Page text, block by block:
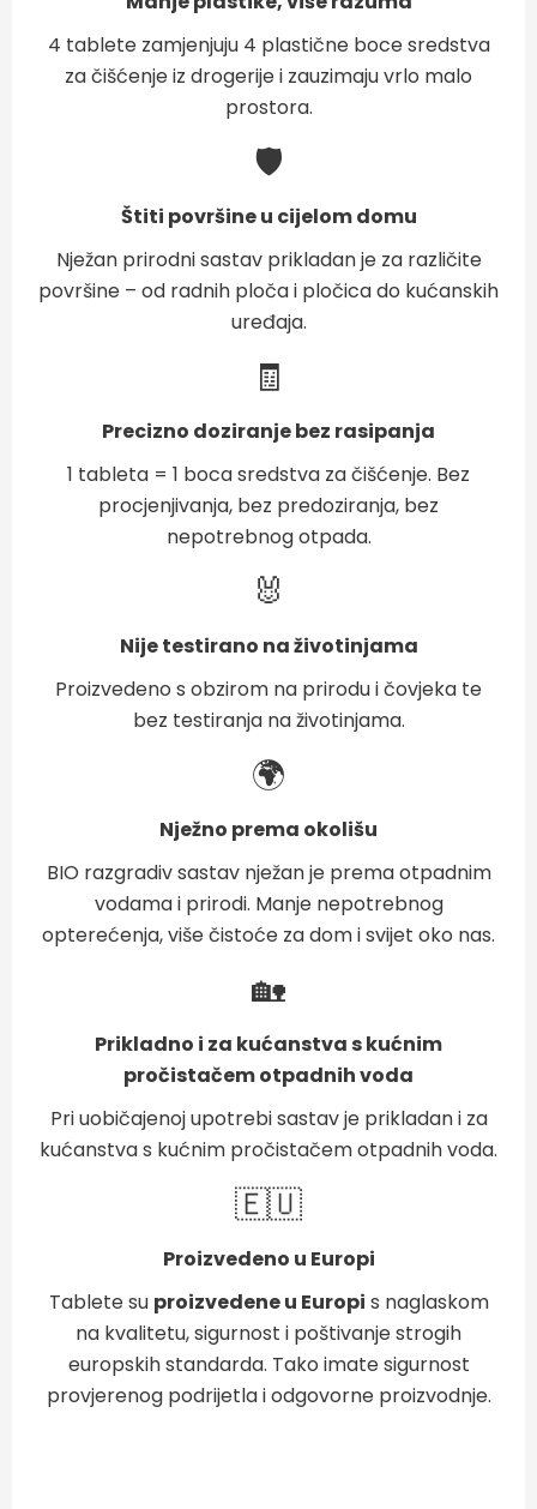
4 tablete zamjenjuju 4 plastične boce sredstva
za čišćenje iz drogerije i zauzimaju vrlo malo
prostora.
🛡️
Štiti površine u cijelom domu
Nježan prirodni sastav prikladan je za različite
površine – od radnih ploča i pločica do kućanskih
uređaja.
🧾
Precizno doziranje bez rasipanja
1 tableta = 1 boca sredstva za čišćenje. Bez
procjenjivanja, bez predoziranja, bez
nepotrebnog otpada.
🐰
Nije testirano na životinjama
Proizvedeno s obzirom na prirodu i čovjeka te
bez testiranja na životinjama.
🌍
Nježno prema okolišu
BIO razgradiv sastav nježan je prema otpadnim
vodama i prirodi. Manje nepotrebnog
opterećenja, više čistoće za dom i svijet oko nas.
🏡
Prikladno i za kućanstva s kućnim
pročistačem otpadnih voda
Pri uobičajenoj upotrebi sastav je prikladan i za
kućanstva s kućnim pročistačem otpadnih voda.
🇪🇺
Proizvedeno u Europi
Tablete su proizvedene u Europi s naglaskom
na kvalitetu, sigurnost i poštivanje strogih
europskih standarda. Tako imate sigurnost
provjerenog podrijetla i odgovorne proizvodnje.